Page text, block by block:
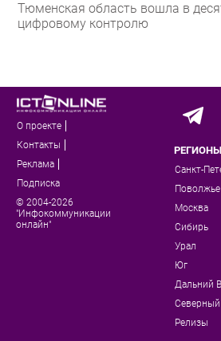
Тюменская область вошла в
цифровому контролю
О проекте
Контакты
Реклама
Подписка
© 2004-2026
"Инфокоммуникации
онлайн"
РЕГИОНЫ
Санкт-
Поволжье
Москва
Сибирь
Урал
Юг
Дальний
Северный
Релизы